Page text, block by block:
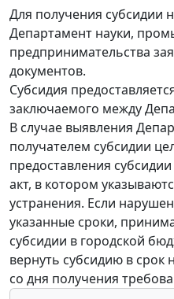
Для получения субсидии
Департамент науки,
предпринимательства
документов.
Субсидия
заключаемого между
В случае выявления
получателем субсидии
предоставления
акт, в котором
устранения. Если
указанные сроки,
субсидии в городской
вернуть субсидию в срок
со дня получения